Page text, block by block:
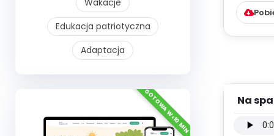
Wakacje
Edukacja patriotyczna
Adaptacja
Na